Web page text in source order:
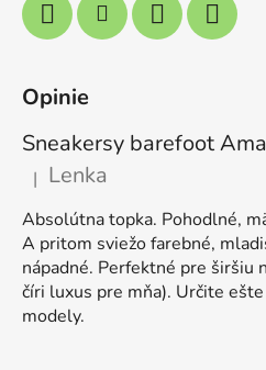
Opinie
Sneakersy barefoot
Ocena produktu to 5 na 5
| Lenka
Absolútna topka. Pohodlné,
A pritom sviežo farebné,
nápadné. Perfektné pre širšiu
číri luxus pre mňa). Určite
modely.